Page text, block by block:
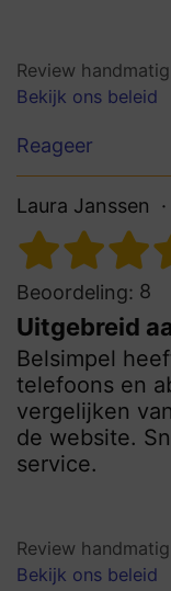
Review
Bekijk ons beleid
Reageer
Laura Janssen
Beoordeling: 8
Uitgebreid
Belsimpel
telefoons en
vergelijken
de website.
service.
Review
Bekijk ons beleid